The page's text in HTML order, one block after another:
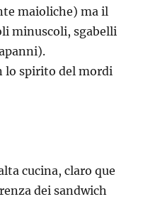
maioliche) ma il
minuscoli, sgabelli
lo spirito del mordi
cucina, claro que
dei sandwich